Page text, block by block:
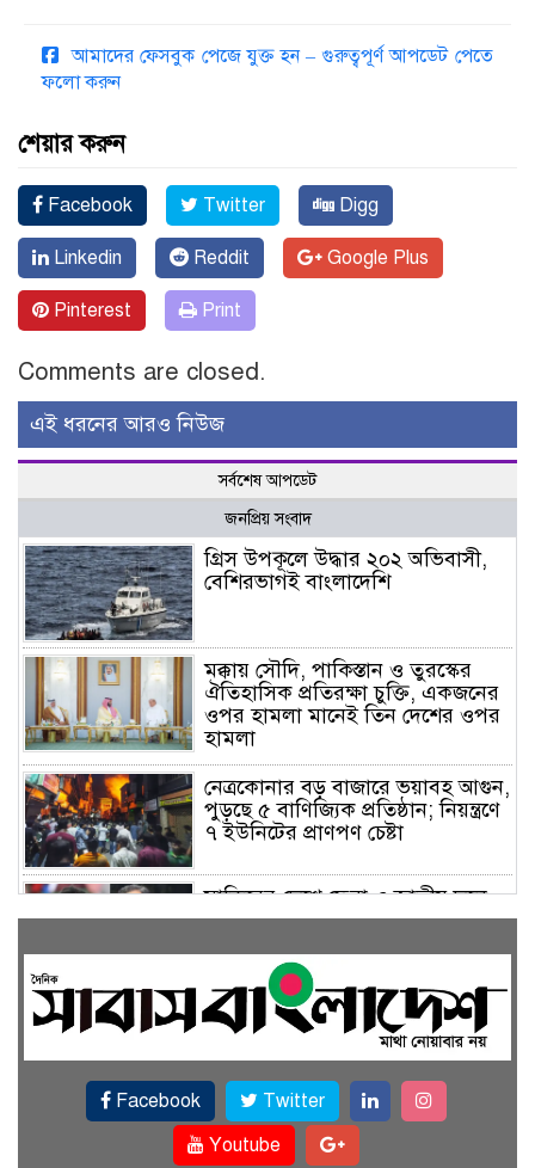
আমাদের ফেসবুক পেজে যুক্ত হন – গুরুত্বপূর্ণ আপডেট পেতে
ফলো করুন
শেয়ার করুন
Facebook Twitter Digg
Linkedin Reddit Google Plus
Pinterest Print
Comments are closed.
এই ধরনের আরও নিউজ
সর্বশেষ আপডেট
জনপ্রিয় সংবাদ
গ্রিস উপকূলে উদ্ধার ২০২ অভিবাসী,
বেশিরভাগই বাংলাদেশি
মক্কায় সৌদি, পাকিস্তান ও তুরস্কের
ঐতিহাসিক প্রতিরক্ষা চুক্তি, একজনের
ওপর হামলা মানেই তিন দেশের ওপর
হামলা
নেত্রকোনার বড় বাজারে ভয়াবহ আগুন,
পুড়ছে ৫ বাণিজ্যিক প্রতিষ্ঠান; নিয়ন্ত্রণে
৭ ইউনিটের প্রাণপণ চেষ্টা
সাকিবের দেশে ফেরা ও জাতীয় দলে
ফেরার সম্ভাবনা নেই, ইঙ্গিত ক্রীড়া
ফেসবুকে যুক্ত হলো বিকাশ, সহজ
হলো ডিজিটাল পেমেন্ট
বৃষ্টি উপেক্ষা করে ‘জুলাই গণঅভ্যুত্থান
স্মৃতি জাদুঘরে’ দর্শনার্থীদের ঢল
Facebook
Twitter
Youtube